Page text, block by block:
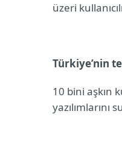
üzeri k
Türkiye’nin
10 bini aşkın